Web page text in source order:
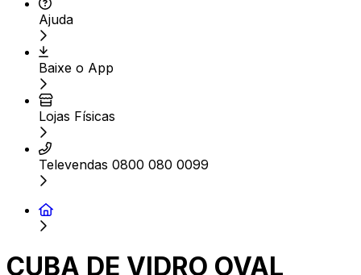
Ajuda
Baixe o App
Lojas Físicas
Televendas 0800 080 0099
CUBA DE VIDRO OVAL